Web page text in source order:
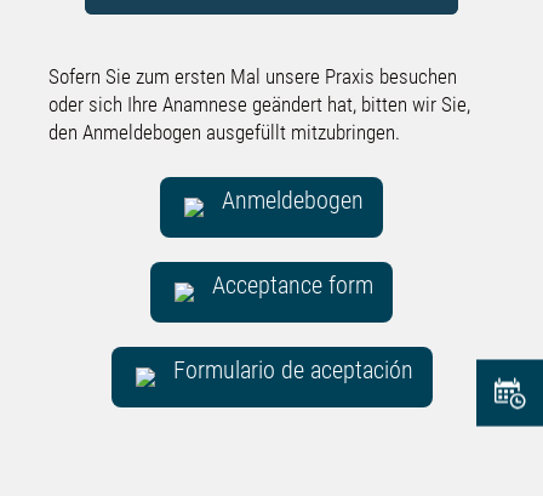
Sofern Sie zum ersten Mal unsere Praxis besuchen
oder sich Ihre Anamnese geändert hat, bitten wir Sie,
den Anmeldebogen ausgefüllt mitzubringen.
Anmeldebogen
Acceptance form
Formulario de aceptación